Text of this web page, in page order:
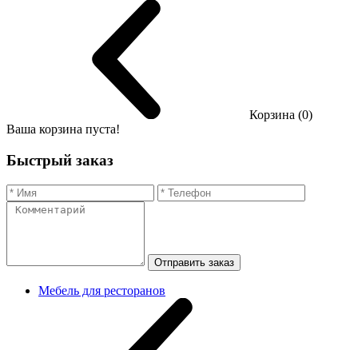
Корзина (0)
Ваша корзина пуста!
Быстрый заказ
Отправить заказ
Мебель для ресторанов